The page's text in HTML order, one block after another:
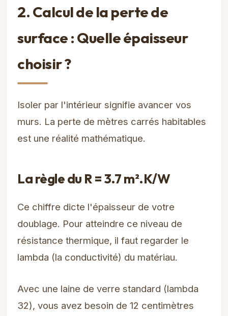
2. Calcul de la perte de
surface : Quelle épaisseur
choisir ?
Isoler par l'intérieur signifie avancer vos
murs. La perte de mètres carrés habitables
est une réalité mathématique.
La règle du R = 3.7 m².K/W
Ce chiffre dicte l'épaisseur de votre
doublage. Pour atteindre ce niveau de
résistance thermique, il faut regarder le
lambda (la conductivité) du matériau.
Avec une laine de verre standard (lambda
32), vous avez besoin de 12 centimètres